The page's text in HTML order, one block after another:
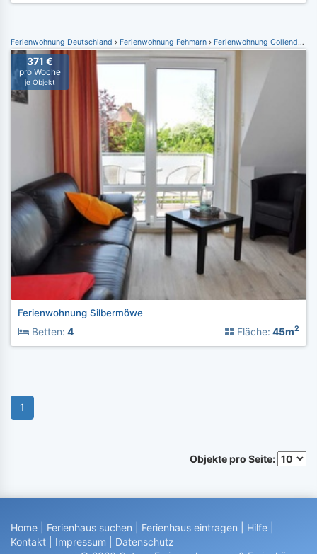
Ferienwohnung Deutschland Ferienwohnung Fehmarn Ferienwohnung Gollendorf
371 €
pro Woche
je Objekt
Ferienwohnung Silbermöwe
Betten: 4 Fläche: 45m2
1
Objekte pro Seite:
Home Ferienhaus suchen Ferienhaus eintragen Hilfe
Kontakt
Impressum
Datenschutz